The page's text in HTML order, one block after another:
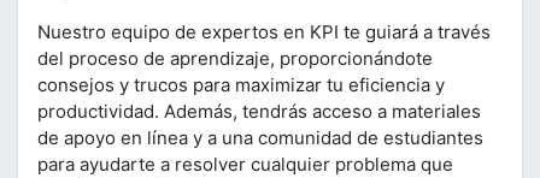
Nuestro equipo de expertos en KPI te guiará a través
del proceso de aprendizaje, proporcionándote
consejos y trucos para maximizar tu eficiencia y
productividad. Además, tendrás acceso a materiales
de apoyo en línea y a una comunidad de estudiantes
para ayudarte a resolver cualquier problema que